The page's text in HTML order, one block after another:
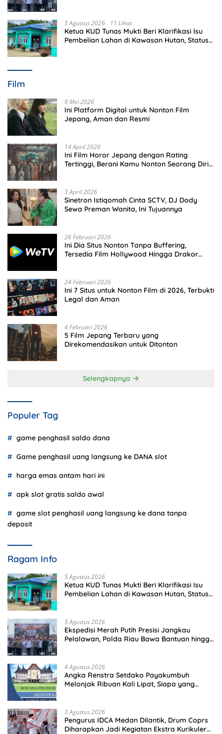
5 Agustus 2026 11 Lihat
Ketua KUD Tunas Mukti Beri Klarifikasi Isu
Pembelian Lahan di Kawasan Hutan, Status
Film
9 Mei 2026
Ini Platform Digital untuk Nonton Film
Jepang, Aman dan Resmi
14 April 2026
Ini Film Horor Jepang dengan Rating
Tertinggi, Berani Kamu Nonton Seorang Diri
3 April 2026
Sinetron Istiqomah Cinta SCTV, DJ Dody
Sewa Preman Wanita, Ini Tujuannya
26 Februari 2026
Ini Dia Situs Nonton Tanpa Buffering,
Tersedia Film Hollywood Hingga Drakor
24 Februari 2026
Ini 7 Situs untuk Nonton Film di 2026, Terbukti
Legal dan Aman
4 Februari 2026
5 Film Jepang Terbaru yang
Direkomendasikan untuk Ditonton
Selengkapnya
Populer Tag
game penghasil saldo dana
Game penghasil uang langsung ke DANA slot
harga emas antam hari ini
apk slot gratis saldo awal
game slot penghasil uang langsung ke dana tanpa
deposit
Ragam Info
5 Agustus 2026
Ketua KUD Tunas Mukti Beri Klarifikasi Isu
Pembelian Lahan di Kawasan Hutan, Status
5 Agustus 2026
Ekspedisi Merah Putih Presisi Jangkau
Pelalawan, Polda Riau Bawa Bantuan hingga
4 Agustus 2026
Angka Renstra Setdako Payakumbuh
Melonjak Ribuan Kali Lipat, Siapa yang
3 Agustus 2026
Pengurus IDCA Medan Dilantik, Drum Coprs
Diharapkan Jadi Kegiatan Ekstra Kurikuler